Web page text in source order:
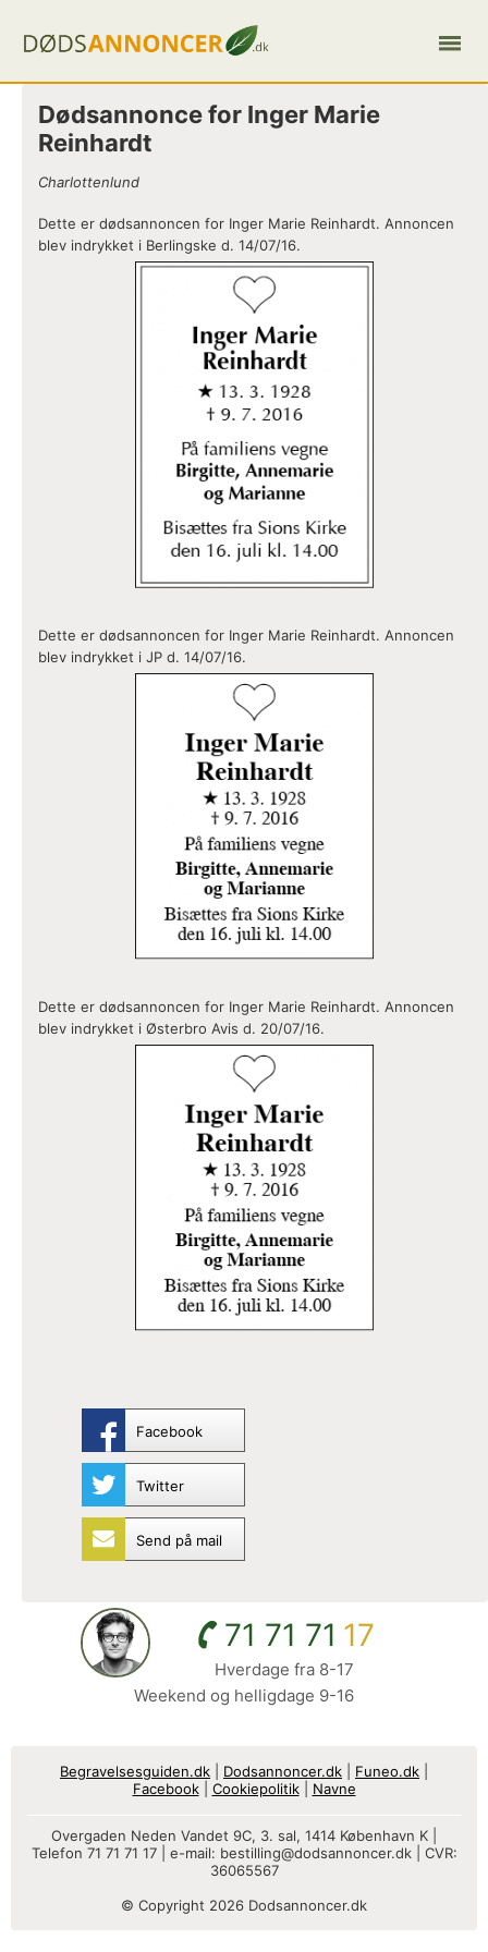
Dødsannonce for Inger Marie
Reinhardt
Charlottenlund
Facebook
Twitter
Send på mail
Dette er dødsannoncen for Inger Marie Reinhardt. Annoncen
blev indrykket i Berlingske d. 14/07/16.
Dette er dødsannoncen for Inger Marie Reinhardt. Annoncen
blev indrykket i JP d. 14/07/16.
Dette er dødsannoncen for Inger Marie Reinhardt. Annoncen
blev indrykket i Østerbro Avis d. 20/07/16.
71 71 71 17
Hverdage fra 8-17
Weekend og helligdage 9-16
Begravelsesguiden.dk Dodsannoncer.dk Funeo.dk
Facebook| Cookiepolitik| Navne
Overgaden Neden Vandet 9C, 3. sal, 1414 København K |
Telefon 71 71 71 17 | e-mail: bestilling@dodsannoncer.dk| CVR:
36065567
© Copyright 2026 Dodsannoncer.dk